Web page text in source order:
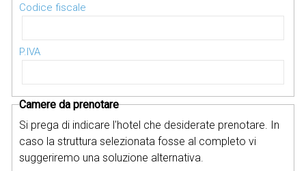
Codice fiscale
P.IVA
Camere da prenotare
Si prega di indicare l'hotel che desiderate prenotare. In
caso la struttura selezionata fosse al completo vi
suggeriremo una soluzione alternativa.